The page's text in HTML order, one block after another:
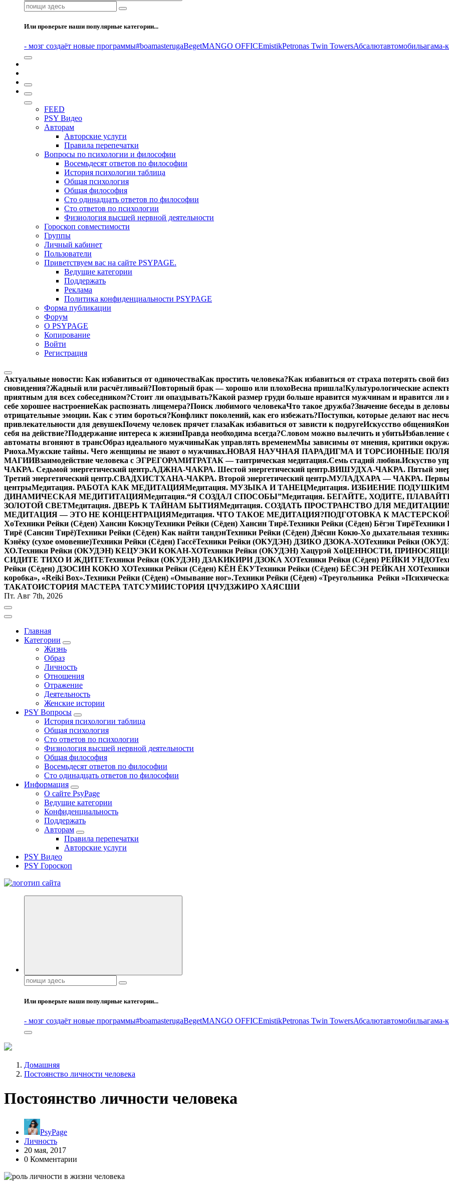
Поиск:
Или проверьте наши популярные категории...
- мозг создаёт новые программы#boamasterugaBegetMANGO OFFICEmistikPetronas Twin TowersАбсалютавтомобильагама-
FEED
PSY Видео
Авторам
Авторские услуги
Правила перепечатки
Вопросы по психологии и философии
Восемьдесят ответов по философии
История психологии таблица
Общая психология
Общая философия
Сто одинадцать ответов по философии
Сто ответов по психологии
Физиология высшей нервной деятельности
Гороскоп совместимости
Группы
Личный кабинет
Пользователи
Приветствуем вас на сайте PSYPAGE.
Ведущие категории
Поддержать
Реклама
Политика конфиденциальности PSYPAGE
Форма публикации
Форум
О PSYPAGE
Копирование
Войти
Регистрация
Актуальные новости: Как избавиться от одиночестваКак простить человека?Как избавиться от страха потерять свой
сновидения?Жадный или расчётливый?Повторный брак — хорошо или плохоВесна пришла!Культурологические
приятным для всех собеседником?Стоит ли опаздывать?Какой размер груди больше нравится мужчинам и нравится ли
себе хорошее настроениеКак распознать лицемера?Поиск любимого человекаЧто такое дружба?Значение беседы в
отрицательные эмоции. Как с этим бороться?Конфликт поколений, как его избежать?Поступки, которые делают нас
привлекательности для девушекПочему человек прячет глазаКак избавиться от зависти к подругеИскусство общения
себя на действие?Поддержание интереса к жизниПравда необходима всегда?Словом можно вылечить и убитьИзбавление
автоматы вгоняют в трансОбраз идеального мужчиныКак управлять временемМы зависимы от мнения, критики
Риоха.Мужские тайны. Чего женщины не знают о мужчинах.НОВАЯ НАУЧНАЯ ПАРАДИГМА И ТОРСИОННЫЕ ПОЛЯ
МАГИИВзаимодействие человека с ЭГРЕГОРАМИТРАТАК — тантрическая медитация.Семь стадий любви.Искуство
ЧАКРА. Седьмой энергетический центр.АДЖНА-ЧАКРА. Шестой энергетический центр.ВИШУДХА-ЧАКРА. Пятый
Третий энергетический центр.СВАДХИСТХАНА-ЧАКРА. Второй энергетический центр.МУЛАДХАРА — ЧАКРА. Первый
центрыМедитация. РАБОТА КАК МЕДИТАЦИЯМедитация. МУЗЫКА И ТАНЕЦМедитация. ИЗБИЕНИЕ ПОДУШКИ
ДИНАМИЧЕСКАЯ МЕДИТИТАЦИЯМедитация.“Я СОЗДАЛ СПОСОБЫ”Медитация. БЕГАЙТЕ, ХОДИТЕ,
ЗОЛОТОЙ СВЕТМедитация. ДВЕРЬ К ТАЙНАМ БЫТИЯМедитация. СОЗДАТЬ ПРОСТРАНСТВО ДЛЯ МЕДИТАЦИИ
МЕДИТАЦИЯ — ЭТО НЕ КОНЦЕНТРАЦИЯМедитация. ЧТО ТАКОЕ МЕДИТАЦИЯ?ПОДГОТОВКА К
ХоТехники Рейки (Сёден) Хансин КокэцуТехники Рейки (Сёден) Хансин Тирё.Техники Рейки (Сёден) Бёгэн Тирё
Тирё (Сансин Тирё)Техники Рейки (Сёден) Как найти тандэнТехники Рейки (Сёден) Дзёсин Кокю-Хо дыхательная
Кэнёку (сухое омовение)Техники Рейки (Сёден) ГассёТехники Рейки (ОКУДЭН) ДЗИКО ДЗОКА-ХОТехники Рейки
ХО.Техники Рейки (ОКУДЭН) КЕЦУЭКИ КОКАН-ХОТехники Рейки (ОКУДЭН) Хацурэй ХоЦЕННОСТИ,
СИДИТЕ ТИХО И ЖДИТЕТехники Рейки (ОКУДЭН) ДЗАКИКИРИ ДЗОКА ХОТехники Рейки (Сёден) РЕЙКИ УНДО
Рейки (Сёден) ДЗОСИН КОКЮ ХОТехники Рейки (Сёден) КЁН ЁКУТехники Рейки (Сёден) БЁСЭН РЕЙКАН ХО
коробка», «Reiki Вox».Техники Рейки (Сёден) «Омывание ног».Техники Рейки (Сёден) «Треугольника Рейки »
ТАКАТОИСТОРИЯ МАСТЕРА ТАТСУМИИСТОРИЯ ЦЧУДЗЖИРО ХАЯСШИ
Пт. Авг 7th, 2026
Главная
Категории
Жизнь
Образ
Личность
Отношения
Отражение
Деятельность
Женские истории
PSY Вопросы
История психологии таблица
Общая психология
Сто ответов по психологии
Физиология высшей нервной деятельности
Общая философия
Восемьдесят ответов по философии
Сто одинадцать ответов по философии
Информация
О сайте PsyPage
Ведущие категории
Конфиденциальность
Поддержать
Авторам
Правила перепечатки
Авторские услуги
PSY Видео
PSY Гороскоп
Все самое интересное, вдохновляющее и тайное внутри.
Поиск:
Или проверьте наши популярные категории...
- мозг создаёт новые программы#boamasterugaBegetMANGO OFFICEmistikPetronas Twin TowersАбсалютавтомобильагама-
Домашняя
Постоянство личности человека
Постоянство личности человека
PsyPage
Личность
20 мая, 2017
0 Комментарии